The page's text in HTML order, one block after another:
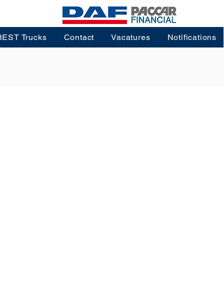
Trucks Contact Vacatures Notifications